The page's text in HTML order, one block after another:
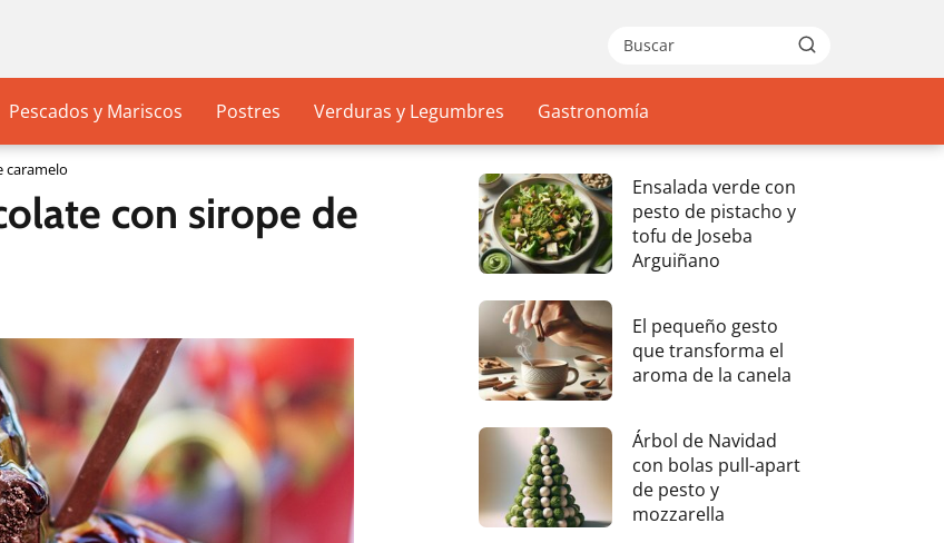
Pescados y Mariscos Postres Verduras y Legumbres Gastronomía
caramelo
con sirope de
Ensalada verde con
pesto de pistacho y
tofu de Joseba
Arguiñano
El pequeño gesto
que transforma el
aroma de la canela
Árbol de Navidad
con bolas pull-apart
de pesto y
mozzarella